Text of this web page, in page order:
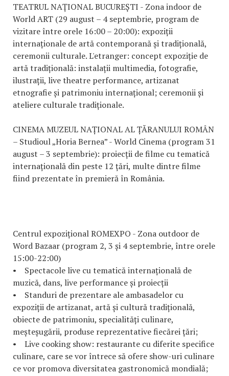
TEATRUL NAȚIONAL BUCUREȘTI - Zona indoor de
World ART (29 august – 4 septembrie, program de
vizitare între orele 16:00 – 20:00): expoziții
internaționale de artă contemporană și tradițională,
ceremonii culturale. L'etranger: concept expoziție de
artă tradițională: instalații multimedia, fotografie,
ilustrații, live theatre performance, artizanat
etnografie și patrimoniu internațional; ceremonii și
ateliere culturale tradiționale.
CINEMA MUZEUL NAȚIONAL AL ȚĂRANULUI ROMÂN
– Studioul „Horia Bernea” - World Cinema (program 31
august – 3 septembrie): proiecții de filme cu tematică
internațională din peste 12 țări, multe dintre filme
fiind prezentate în premieră în România.
Centrul expozițional ROMEXPO - Zona outdoor de
Word Bazaar (program 2, 3 și 4 septembrie, între orele
15:00-22:00)
• Spectacole live cu tematică internațională de
muzică, dans, live performance și proiecții
• Standuri de prezentare ale ambasadelor cu
expoziții de artizanat, artă și cultură tradițională,
obiecte de patrimoniu, specialități culinare,
meșteșugării, produse reprezentative fiecărei țări;
• Live cooking show: restaurante cu diferite specifice
culinare, care se vor întrece să ofere show-uri culinare
ce vor promova diversitatea gastronomică mondială;